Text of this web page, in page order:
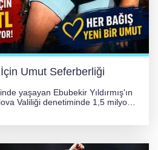
Umut Seferberliği
yaşayan Ebubekir Yıldırmış'ın
Valiliği denetiminde 1,5 milyon